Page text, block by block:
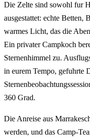
Die Zelte sind sowohl fur
ausgestattet: echte Betten,
warmes Licht, das die
Ein privater Campkoch
Sternenhimmel zu.
in eurem Tempo, gefuhrte
360 Grad.
Die Anreise aus
werden, und das Camp-